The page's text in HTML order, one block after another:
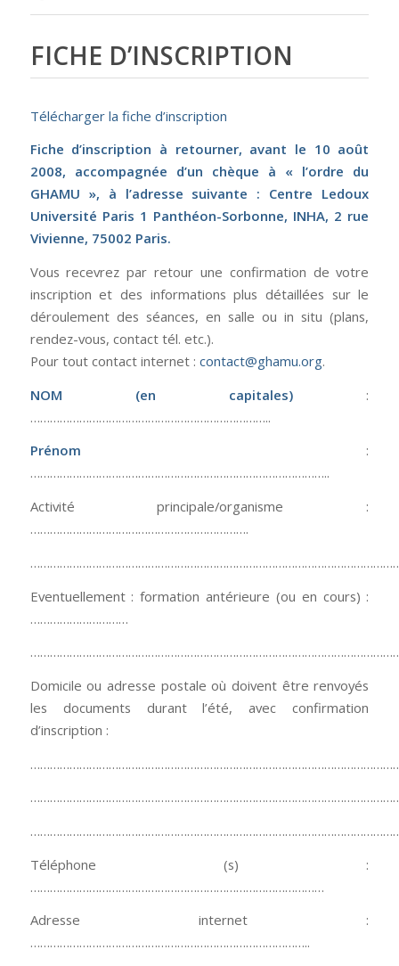
FICHE D’INSCRIPTION
Télécharger la fiche d’inscription
Fiche d’inscription à retourner, avant le 10 août
2008, accompagnée d’un chèque à « l’ordre du
GHAMU », à l’adresse suivante : Centre Ledoux
Université Paris 1 Panthéon-Sorbonne, INHA, 2 rue
Vivienne, 75002 Paris.
Vous recevrez par retour une confirmation de votre
inscription et des informations plus détaillées sur le
déroulement des séances, en salle ou in situ (plans,
rendez-vous, contact tél. etc.).
Pour tout contact internet : contact@ghamu.org.
NOM (en capitales) :
………………………………………………………………..
Prénom :
………………………………………………………………………………..
Activité principale/organisme :
………………………………………………………….
Eventuellement : formation antérieure (ou en cours) :
…………………………
Domicile ou adresse postale où doivent être renvoyés
les documents durant l’été, avec confirmation
d’inscription :
Téléphone (s) :
………………………………………………………………………………
Adresse internet :
…………………………………………………………………………..